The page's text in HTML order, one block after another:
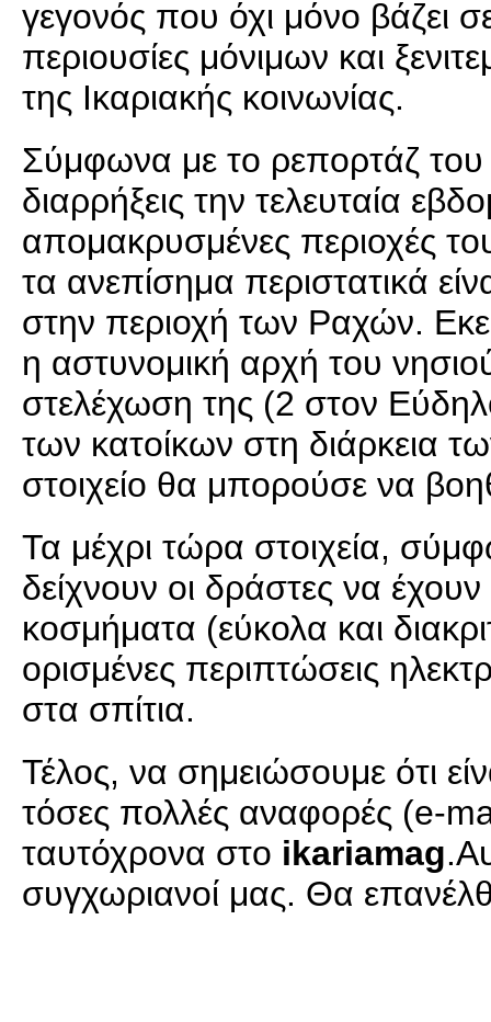
γεγονός που όχι μόνο βάζει
περιουσίες μόνιμων και
της Ικαριακής κοινωνίας.
Σύμφωνα με το ρεπορτάζ
διαρρήξεις την τελευταία
απομακρυσμένες περιοχές
τα ανεπίσημα περιστατικά
στην περιοχή των Ραχών.
η αστυνομική αρχή του
στελέχωση της (2 στον
των κατοίκων στη διάρκεια
στοιχείο θα μπορούσε να
Τα μέχρι τώρα στοιχεία,
δείχνουν οι δράστες να
κοσμήματα (εύκολα και
ορισμένες περιπτώσεις
στα σπίτια.
Τέλος, να σημειώσουμε ότι
τόσες πολλές αναφορές (e-
ταυτόχρονα στο ikariamag
συγχωριανοί μας. Θα